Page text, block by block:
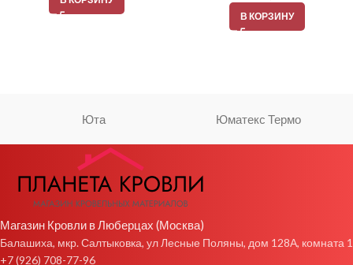
В КОРЗИНУ
Юта Юматекс Термо
Магазин Кровли в Люберцах (Москва)
Балашиха, мкр. Салтыковка, ул Лесные Поляны, дом 128А, комната 1
+7 (926) 708-77-96